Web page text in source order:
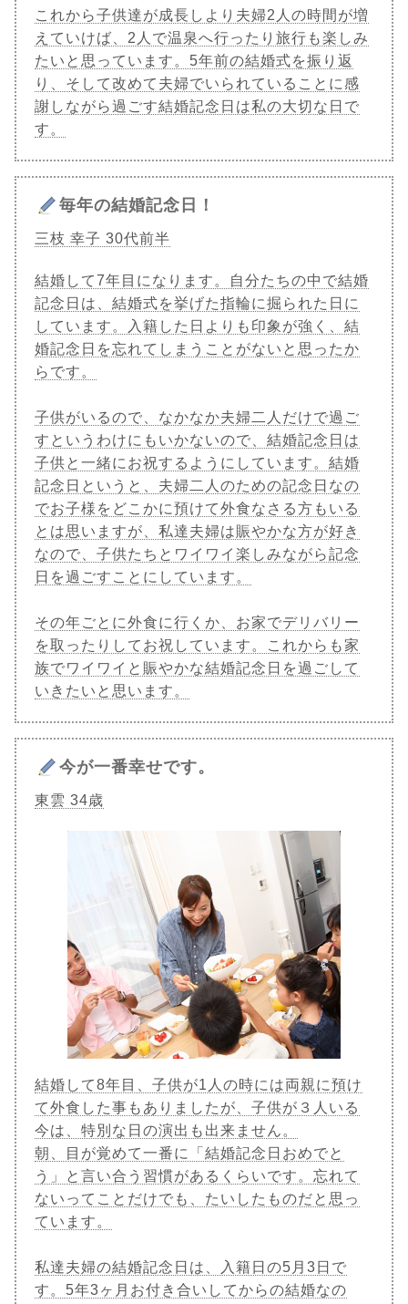
これから子供達が成長しより夫婦2人の時間が増
えていけば、2人で温泉へ行ったり旅行も楽しみ
たいと思っています。5年前の結婚式を振り返
り、そして改めて夫婦でいられていることに感
謝しながら過ごす結婚記念日は私の大切な日で
す。
毎年の結婚記念日！
三枝 幸子 30代前半
結婚して7年目になります。自分たちの中で結婚
記念日は、結婚式を挙げた指輪に掘られた日に
しています。入籍した日よりも印象が強く、結
婚記念日を忘れてしまうことがないと思ったか
らです。
子供がいるので、なかなか夫婦二人だけで過ご
すというわけにもいかないので、結婚記念日は
子供と一緒にお祝するようにしています。結婚
記念日というと、夫婦二人のための記念日なの
でお子様をどこかに預けて外食なさる方もいる
とは思いますが、私達夫婦は賑やかな方が好き
なので、子供たちとワイワイ楽しみながら記念
日を過ごすことにしています。
その年ごとに外食に行くか、お家でデリバリー
を取ったりしてお祝しています。これからも家
族でワイワイと賑やかな結婚記念日を過ごして
いきたいと思います。
今が一番幸せです。
東雲 34歳
結婚して8年目、子供が1人の時には両親に預け
て外食した事もありましたが、子供が３人いる
今は、特別な日の演出も出来ません。
朝、目が覚めて一番に「結婚記念日おめでと
う」と言い合う習慣があるくらいです。忘れて
ないってことだけでも、たいしたものだと思っ
ています。
私達夫婦の結婚記念日は、入籍日の5月3日で
す。5年3ヶ月お付き合いしてからの結婚なの